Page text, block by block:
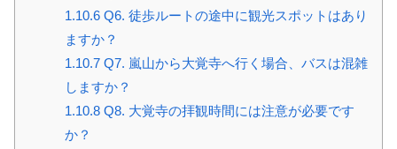
1.10.6Q6. 徒歩ルートの途中に観光スポットはあり
ますか？
1.10.7Q7. 嵐山から大覚寺へ行く場合、バスは混雑
しますか？
1.10.8Q8. 大覚寺の拝観時間には注意が必要です
か？